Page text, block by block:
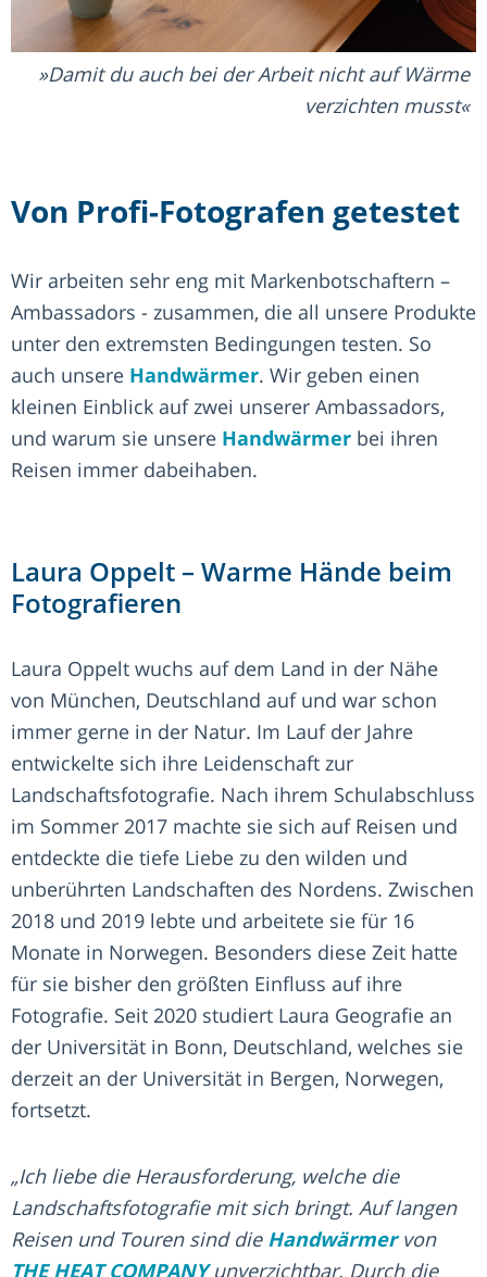
Damit du auch bei der Arbeit nicht auf Wärme
verzichten musst
Von Profi-Fotografen getestet
Wir arbeiten sehr eng mit Markenbotschaftern –
Ambassadors - zusammen, die all unsere Produkte
unter den extremsten Bedingungen testen. So
auch unsere Handwärmer. Wir geben einen
kleinen Einblick auf zwei unserer Ambassadors,
und warum sie unsere Handwärmer bei ihren
Reisen immer dabeihaben.
Laura Oppelt – Warme Hände beim
Fotografieren
Laura Oppelt wuchs auf dem Land in der Nähe
von München, Deutschland auf und war schon
immer gerne in der Natur. Im Lauf der Jahre
entwickelte sich ihre Leidenschaft zur
Landschaftsfotografie. Nach ihrem Schulabschluss
im Sommer 2017 machte sie sich auf Reisen und
entdeckte die tiefe Liebe zu den wilden und
unberührten Landschaften des Nordens. Zwischen
2018 und 2019 lebte und arbeitete sie für 16
Monate in Norwegen. Besonders diese Zeit hatte
für sie bisher den größten Einfluss auf ihre
Fotografie. Seit 2020 studiert Laura Geografie an
der Universität in Bonn, Deutschland, welches sie
derzeit an der Universität in Bergen, Norwegen,
fortsetzt.
„Ich liebe die Herausforderung, welche die
Landschaftsfotografie mit sich bringt. Auf langen
Reisen und Touren sind die Handwärmervon
THE HEAT COMPANYunverzichtbar. Durch die